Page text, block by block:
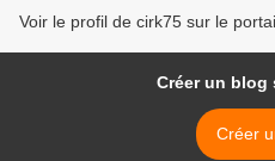
Voir le profil de cirk75 sur le
Créer un blog
Créer